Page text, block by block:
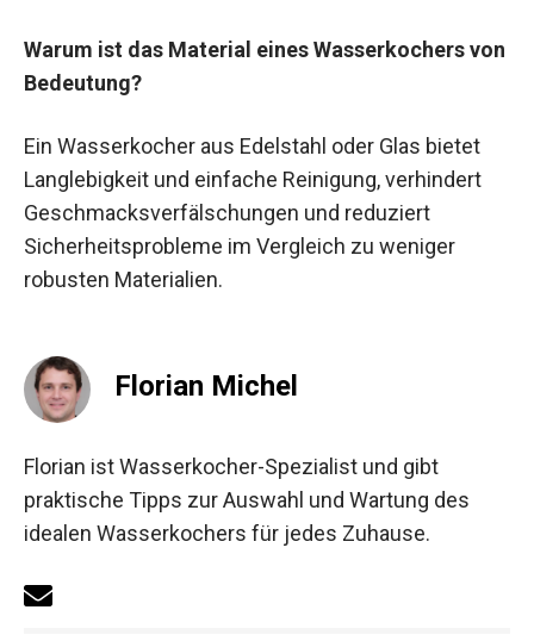
Warum ist das Material eines Wasserkochers von
Bedeutung?
Ein Wasserkocher aus Edelstahl oder Glas bietet
Langlebigkeit und einfache Reinigung, verhindert
Geschmacksverfälschungen und reduziert
Sicherheitsprobleme im Vergleich zu weniger
robusten Materialien.
Florian Michel
Florian ist Wasserkocher-Spezialist und gibt
praktische Tipps zur Auswahl und Wartung des
idealen Wasserkochers für jedes Zuhause.